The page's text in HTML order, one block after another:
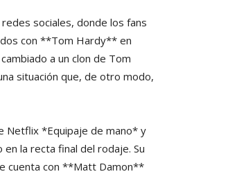
sociales, donde los fans
con **Tom Hardy** en
a un clon de Tom
situación que, de otro modo,
Netflix *Equipaje de mano* y
la recta final del rodaje. Su
cuenta con **Matt Damon**